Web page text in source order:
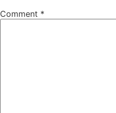
Comment *